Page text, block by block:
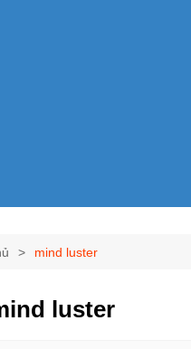
mind luster
luster